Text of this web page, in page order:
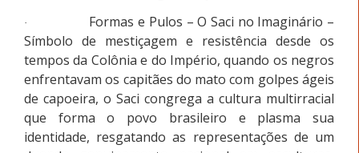
·
Formas e Pulos – O Saci no Imaginário –
Símbolo de mestiçagem e resistência desde os
tempos da Colônia e do Império, quando os negros
enfrentavam os capitães do mato com golpes ágeis
de capoeira, o Saci congrega a cultura multirracial
que forma o povo brasileiro e plasma sua
identidade, resgatando as representações de um